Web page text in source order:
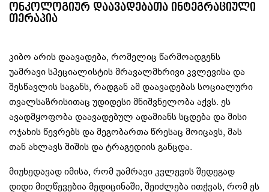
ონკოლოგიურ დაავადებათა ინტეგრაციული
თერაპია
კიბო არის დაავადება, რომელიც წარმოადგენს
უამრავი სპეციალისტის მრავალმხრივი კვლევისა და
შესწავლის საგანს, რადგან ამ დაავადებას სოციალური
თვალსაზრისითაც უდიდესი მნიშვნელობა აქვს. ეს
ავადმყოფობა დაავადებულ ადამიანს სცდება და მისი
ოჯახის წევრებს და მეგობართა წრესაც მოიცავს, მას
თან ახლავს შიშის და ტრაგედიის განცდა.
მიუხედავად იმისა, რომ უამრავი კვლევის შედეგად
დიდი მიღწევებია მედიცინაში, შეიძლება ითქვას, რომ ეს